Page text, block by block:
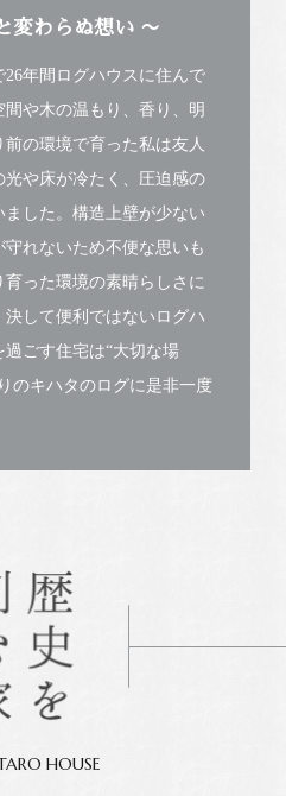
変わらぬ想い 〜
年間ログハウスに住んで
や木の温もり、香り、明
の環境で育った私は友人
や床が冷たく、圧迫感の
した。構造上壁が少ない
れないため不便な思いも
育った環境の素晴らしさに
して便利ではないログハ
ごす住宅は“大切な場
のキハタのログに是非一度
HOUSE